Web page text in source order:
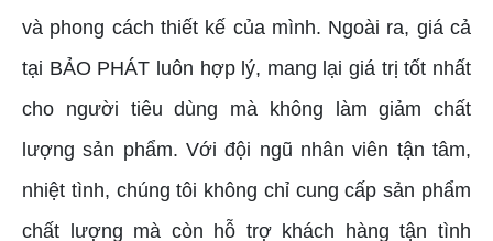
và phong cách thiết kế của mình. Ngoài ra, giá cả
tại BẢO PHÁT luôn hợp lý, mang lại giá trị tốt nhất
cho người tiêu dùng mà không làm giảm chất
lượng sản phẩm. Với đội ngũ nhân viên tận tâm,
nhiệt tình, chúng tôi không chỉ cung cấp sản phẩm
chất lượng mà còn hỗ trợ khách hàng tận tình